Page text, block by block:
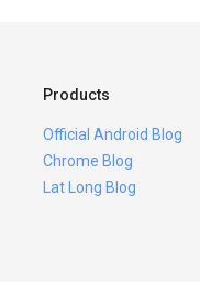
Products
Official Android Blog
Chrome Blog
Lat Long Blog